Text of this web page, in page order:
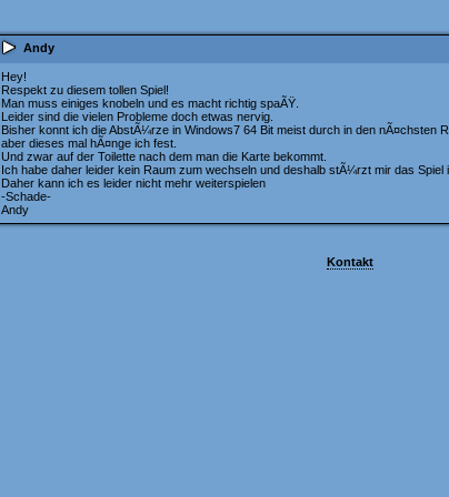
Andy
Hey!
Respekt zu diesem tollen Spiel!
Man muss einiges knobeln und es macht richtig spaÃŸ.
Leider sind die vielen Probleme doch etwas nervig.
Bisher konnt ich die AbstÃ¼rze in Windows7 64 Bit meist durch in den nÃ¤chsten
aber dieses mal hÃ¤nge ich fest.
Und zwar auf der Toilette nach dem man die Karte bekommt.
Ich habe daher leider kein Raum zum wechseln und deshalb stÃ¼rzt mir das Spiel
Daher kann ich es leider nicht mehr weiterspielen
-Schade-
Andy
Kontakt